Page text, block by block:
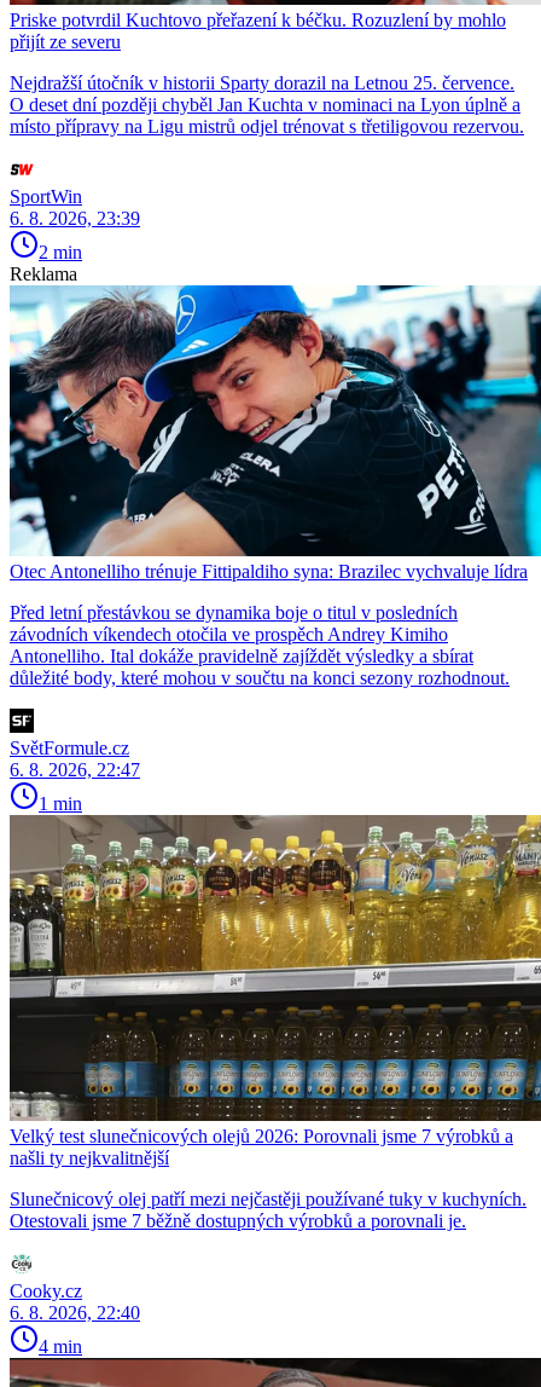
Priske potvrdil Kuchtovo přeřazení k béčku. Rozuzlení by mohlo
přijít ze severu
Nejdražší útočník v historii Sparty dorazil na Letnou 25. července.
O deset dní později chyběl Jan Kuchta v nominaci na Lyon úplně a
místo přípravy na Ligu mistrů odjel trénovat s třetiligovou rezervou.
SportWin
6. 8. 2026, 23:39
2 min
Reklama
Otec Antonelliho trénuje Fittipaldiho syna: Brazilec vychvaluje lídra
Před letní přestávkou se dynamika boje o titul v posledních
závodních víkendech otočila ve prospěch Andrey Kimiho
Antonelliho. Ital dokáže pravidelně zajíždět výsledky a sbírat
důležité body, které mohou v součtu na konci sezony rozhodnout.
SvětFormule.cz
6. 8. 2026, 22:47
1 min
Velký test slunečnicových olejů 2026: Porovnali jsme 7 výrobků a
našli ty nejkvalitnější
Slunečnicový olej patří mezi nejčastěji používané tuky v kuchyních.
Otestovali jsme 7 běžně dostupných výrobků a porovnali je.
Cooky.cz
6. 8. 2026, 22:40
4 min